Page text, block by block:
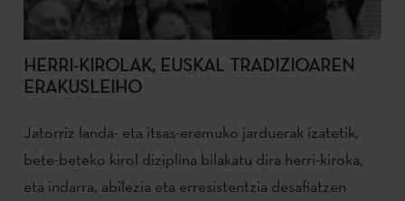
HERRI-KIROLAK, EUSKAL TRADIZIOAREN
ERAKUSLEIHO
Jatorriz landa- eta itsas-eremuko jarduerak izatetik,
bete-beteko kirol diziplina bilakatu dira herri-kiroka,
eta indarra, abilezia eta erresistentzia desafiatzen